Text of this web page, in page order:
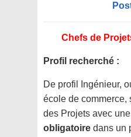
Chefs de
Profil recherché :
De profil Ingénieur,
école de commerce,
des Projets avec une
obligatoire dans un